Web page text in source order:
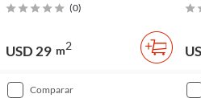
(0)
USD 29 m2
comparar